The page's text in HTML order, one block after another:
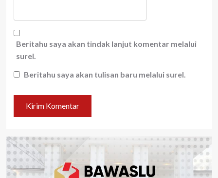
Beritahu saya akan tindak lanjut komentar melalui
surel.
Beritahu saya akan tulisan baru melalui surel.